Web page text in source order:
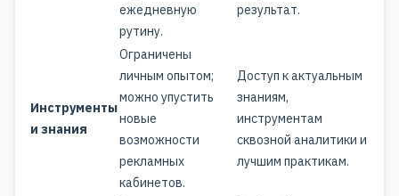
ежедневную
рутину.
результат.
Инструменты
и знания
Ограничены
личным опытом;
можно упустить
новые
возможности
рекламных
кабинетов.
Доступ к актуальным
знаниям,
инструментам
сквозной аналитики и
лучшим практикам.